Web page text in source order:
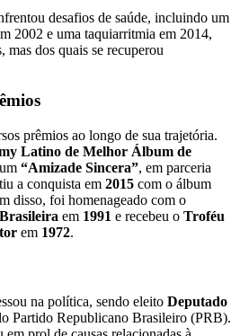
desafios de saúde, incluindo um
2002 e uma taquiarritmia em 2014,
mas dos quais se recuperou
prêmios ao longo de sua trajetória.
Latino de Melhor Álbum de
“Amizade Sincera”, em parceria
a conquista em 2015 com o álbum
disso, foi homenageado com o
em 1991 e recebeu o Troféu
em 1972.
na política, sendo eleito Deputado
Partido Republicano Brasileiro (PRB).